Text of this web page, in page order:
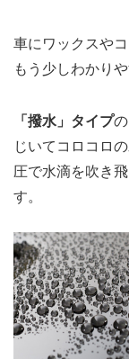
車にワックスや
もう少しわかり
「撥水」タイプ
じいてコロコロ
圧で水滴を吹き
す。